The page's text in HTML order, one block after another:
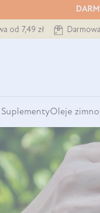
od 7,49 zł
SuplementyOleje